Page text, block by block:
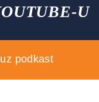
U
podkast